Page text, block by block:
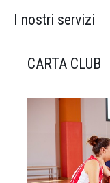
I nostri servizi
CARTA CLUB